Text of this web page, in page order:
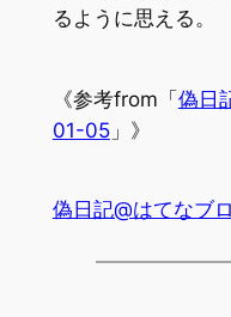
るように思える。
《参考from「 偽日
01-05」》
偽日記@はてなブ